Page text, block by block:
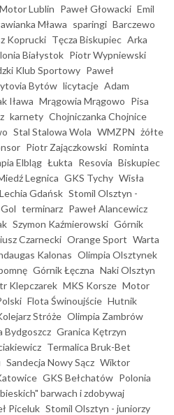
Motor Lublin Paweł Głowacki Emil
Mława sparingi Barczewo
Koprucki Tęcza Biskupiec Arka
Białystok Piotr Wypniewski
Klub Sportowy Paweł
Bytów licytacje Adam
Iława Mrągowia Mrągowo Pisa
karnety Chojniczanka Chojnice
Stal Stalowa Wola WMZPN żółte
Piotr Zajączkowski Rominta
Elbląg Łukta Resovia Biskupiec
Legnica GKS Tychy Wisła
Lechia Gdańsk Stomil Olsztyn -
terminarz Paweł Alancewicz
Szymon Kaźmierowski Górnik
Czarnecki Orange Sport Warta
Kalonas Olimpia Olsztynek
Górnik Łęczna Naki Olsztyn
Klepczarek MKS Korsze Motor
Flota Świnoujście Hutnik
Stróże Olimpia Zambrów
Bydgoszcz Granica Kętrzyn
Termalica Bruk-Bet
Sandecja Nowy Sącz Wiktor
GKS Bełchatów Polonia
barwach i zdobywaj
Piceluk Stomil Olsztyn - juniorzy